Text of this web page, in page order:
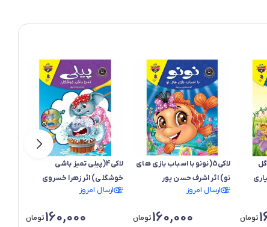
گل
تومان
لاکی5(نونو با اسباب بازی های
نو) اثر اشرف حسن پور
ارسال امروز
160,000تومان
لاکی4(پیلی تمیز باشی
خوشگلی) اثر زهرا خسروی
ارسال امروز
160,000تومان